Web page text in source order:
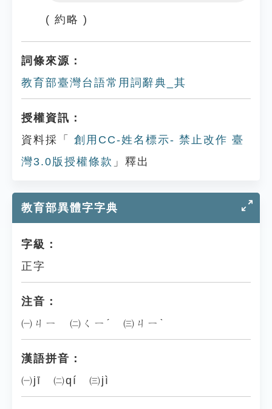
( 約略 )
詞條來源：
教育部臺灣台語常用詞辭典_其
授權資訊：
資料採「
創用CC-姓名標示- 禁止改作 臺
灣3.0版授權條款 」釋出
教育部異體字字典
字級：
正字
注音：
㈠ㄐㄧ ㈡ㄑㄧˊ ㈢ㄐㄧˋ
漢語拼音：
㈠jī ㈡qí ㈢jì